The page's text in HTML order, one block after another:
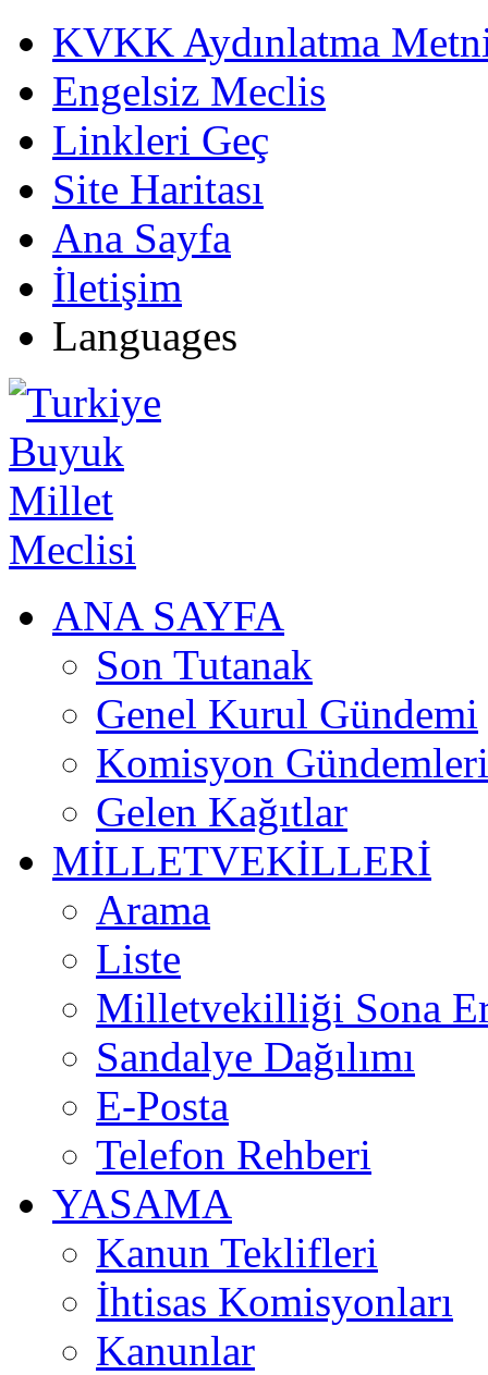
KVKK Aydınlatma
Engelsiz Meclis
Linkleri Geç
Site Haritası
Ana Sayfa
İletişim
Languages
ANA SAYFA
Son Tutanak
Genel Kurul Gündemi
Komisyon Gündemleri
Gelen Kağıtlar
MİLLETVEKİLLERİ
Arama
Liste
Milletvekilliği Sona
Sandalye Dağılımı
E-Posta
Telefon Rehberi
YASAMA
Kanun Teklifleri
İhtisas Komisyonları
Kanunlar